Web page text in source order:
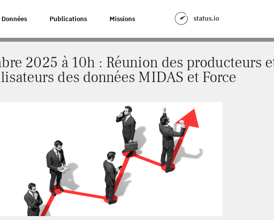
Données Publications Missions status.io
DES PRODUCTEURS ET UTILISATEURS DES DONNÉES MIDAS ET FORCE
2025 à 10h : Réunion des producteurs
des données MIDAS et Force